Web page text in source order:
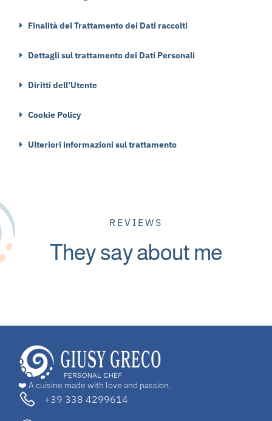
Finalità del Trattamento dei Dati raccolti
Dettagli sul trattamento dei Dati Personali
Diritti dell’Utente
Cookie Policy
Ulteriori informazioni sul trattamento
REVIEWS
They say about me
❤️ A cuisine made with love and passion.
+39 338 4299614